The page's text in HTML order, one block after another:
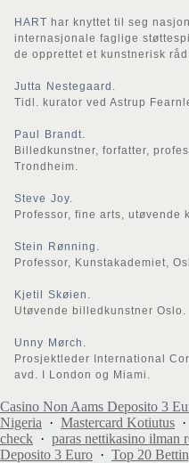
HART har knyttet til seg
internasjonale faglige
de opprettet et kunstnerisk
Jutta Nestegaard.
Tidl. kurator ved Astrup
Paul Brandt.
Billedkunstner, forfatter,
Trondheim.
Steve Joy.
Professor, fine arts, utøvende
Stein Rønning.
Professor, Kunstakademiet,
Kjetil Skøien.
Utøvende billedkunstner Oslo.
Unny Mørch.
Prosjektleder International
avd. I London og Miami.
Casino Non Aams Deposito 3
Nigeria · Mastercard Kotiutus ·
check · paras nettikasino ilman
Deposito 3 Euro · Top 20